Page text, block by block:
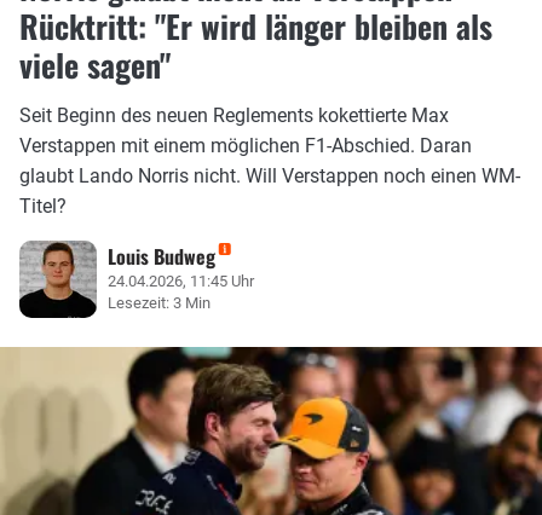
Rücktritt: "Er wird länger bleiben als
viele sagen"
Seit Beginn des neuen Reglements kokettierte Max
Verstappen mit einem möglichen F1-Abschied. Daran
glaubt Lando Norris nicht. Will Verstappen noch einen WM-
Titel?
Louis Budweg
24.04.2026, 11:45 Uhr
Lesezeit: 3 Min